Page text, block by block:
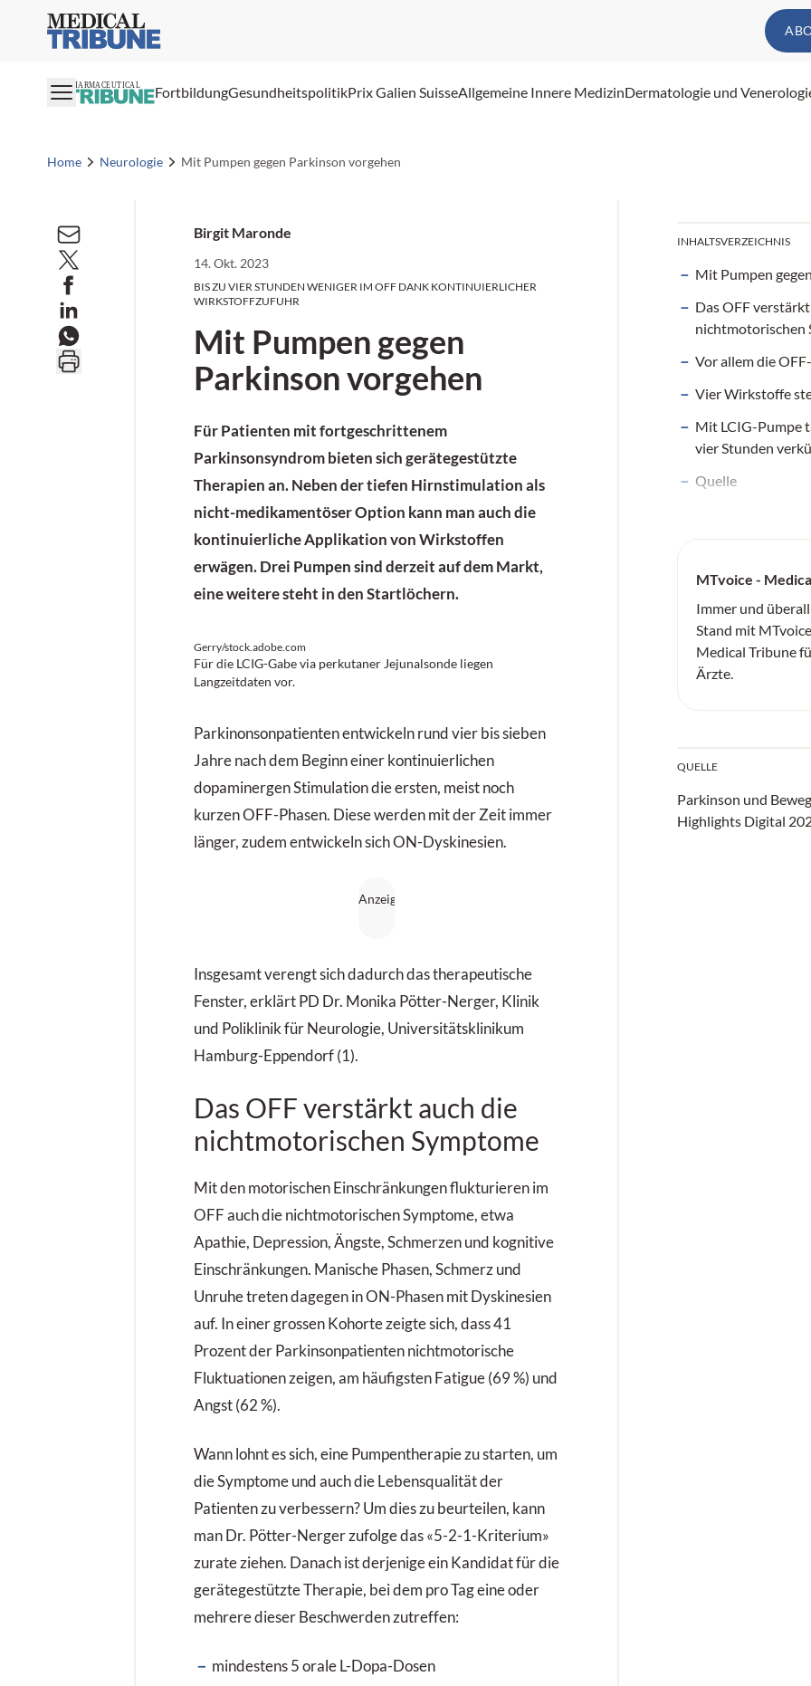
Medical Tribune
PHARMACEUTICAL FortbildungGesundheitspolitikPrix Galien SuisseAllgemeine Innere MedizinDermatologie und
Home Neurologie Mit Pumpen gegen Parkinson vorgehen
Birgit Maronde
14. Okt. 2023
BIS ZU VIER STUNDEN WENIGER IM OFF DANK KONTINUIERLICHER
WIRKSTOFFZUFUHR
Mit Pumpen gegen
Parkinson vorgehen
Für Patienten mit fortgeschrittenem
Parkinsonsyndrom bieten sich gerätegestützte
Therapien an. Neben der tiefen Hirnstimulation als
nicht-medikamentöser Option kann man auch die
kontinuierliche Applikation von Wirkstoffen
erwägen. Drei Pumpen sind derzeit auf dem Markt,
eine weitere steht in den Startlöchern.
Gerry/stock.adobe.com
Für die LCIG-Gabe via perkutaner Jejunal­sonde liegen
Langzeitdaten vor.
Parkinonsonpatienten entwickeln rund vier bis sieben
Jahre nach dem Beginn einer kontinuierlichen
dopaminergen Stimulation die ersten, meist noch
kurzen OFF-Phasen. Diese werden mit der Zeit immer
länger, zudem entwickeln sich ON-Dyskinesien.
Insgesamt verengt sich dadurch das therapeutische
Fenster, erklärt PD Dr. ­Monika ­Pötter-Nerger, Klinik
und Poliklinik für Neurologie, Universitätsklinikum
Hamburg-Eppendorf (1).
Das OFF verstärkt auch die
nichtmotorischen Symptome
Mit den motorischen Einschränkungen flukturieren im
OFF auch die nichtmotorischen Symptome, etwa
Apathie, Depression, Ängste, Schmerzen und kognitive
Einschränkungen. Manische Phasen, Schmerz und
Unruhe treten dagegen in ON-Phasen mit Dyskinesien
auf. In einer grossen Kohorte zeigte sich, dass 41
Prozent der Parkinson­patienten nichtmotorische
Fluktuationen zeigen, am häufigsten Fatigue (69 %) und
Angst (62 %).
Wann lohnt es sich, eine Pumpentherapie zu starten, um
die Symptome und auch die Lebensqualität der
Patienten zu verbessern? Um dies zu beurteilen, kann
man Dr. Pötter-Nerger zufolge das «5-2-1-Kriterium»
zurate ziehen. Danach ist derjenige ein Kandidat für die
gerätegestützte Therapie, bei dem pro Tag eine oder
mehrere dieser Beschwerden zutreffen:
mindestens 5 orale L-Dopa-Dosen
INHALTSVERZEICHNIS
Mit Pumpen
Das OFF
nichtmotorischen
Vor allem die
Vier Wirkstoffe
Mit LCIG-Pumpe
vier Stunden
Quelle
MTvoice -
Immer und
Stand mit
Medical Tribune
Ärzte.
QUELLE
Parkinson und
Highlights Digital